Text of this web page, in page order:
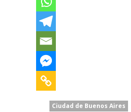
Ciudad de Buenos Aires